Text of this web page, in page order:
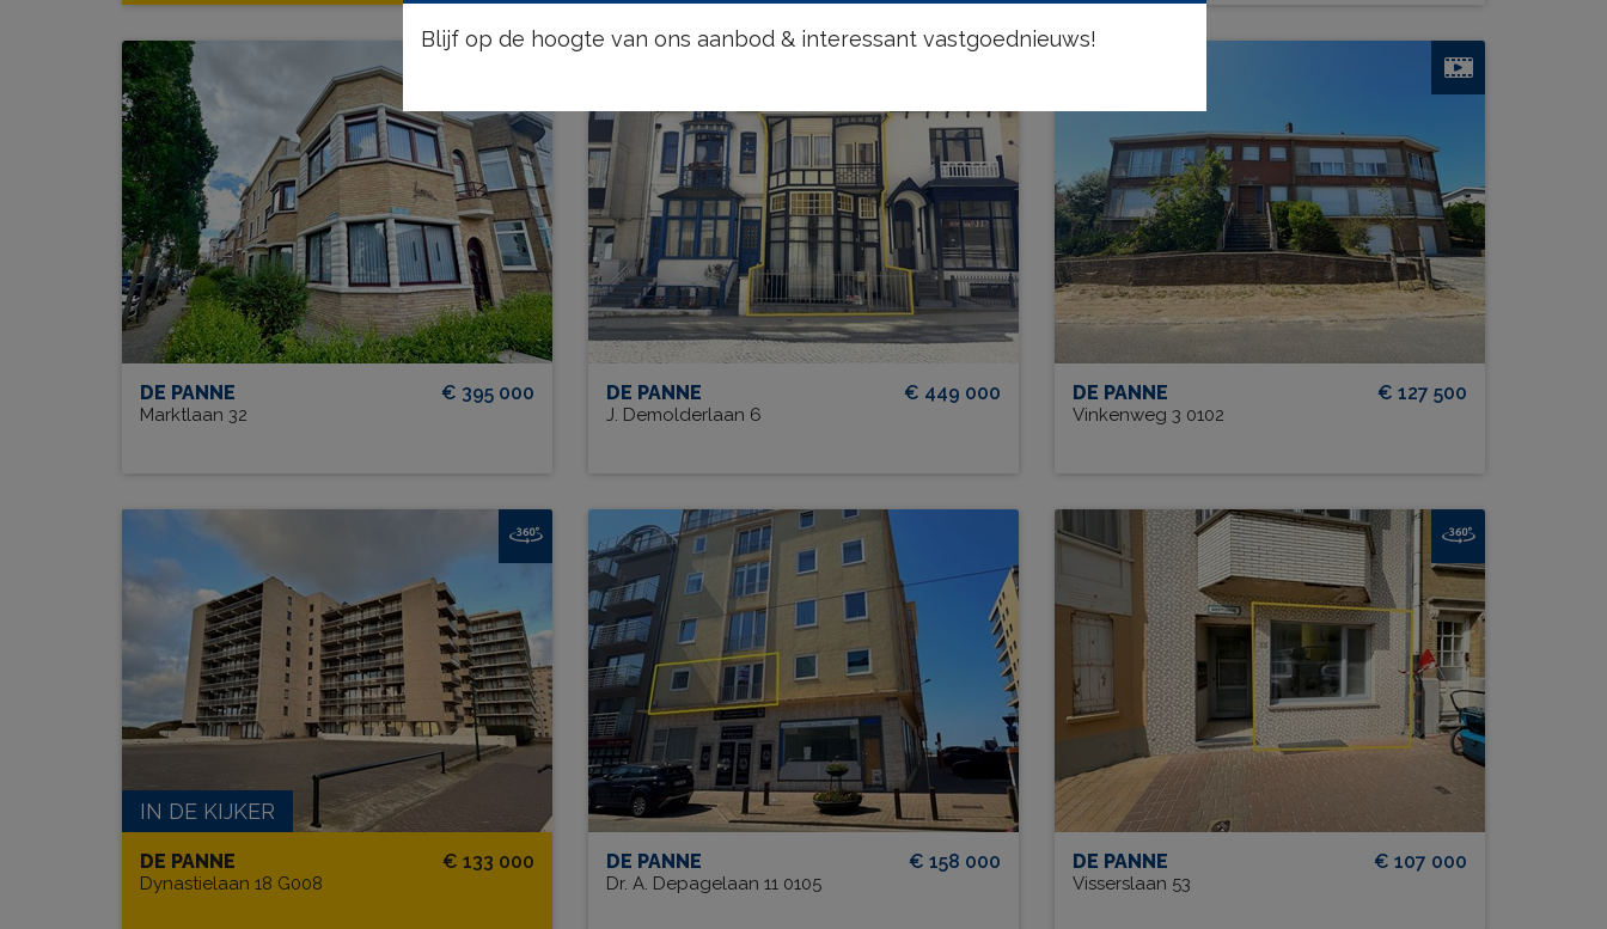
€ 395 000
DE PANNE
Marktlaan 32
Femina - Gebouw met 3
appartementen
BEW. OPP.
293 m²
# SLPK.
4
GARAGE?
Ja
TERRAS?
Ja
1
€ 449 000
DE PANNE
J. Demolderlaan 6
J. Demolderlaan 6
BEW. OPP.
263 m²
# SLPK.
3
€ 127 500
DE PANNE
Vinkenweg 3 0102
Fringuello 0102 + Parkeerplaats
36 m²
1
TUIN?
Ja
GARAGE?
Ja
1
IN DE KIJKER
€ 133 000
DE PANNE
Dynastielaan 18 G008
Residentie Kliff G008 + P18
BEW. OPP.
36 m²
TERRAS?
Ja
1
€ 158 000
DE PANNE
Dr. A. Depagelaan 11 0105
Residentie Le Roi Chevalier 0105
BEW. OPP.
45 m²
# SLPK.
1
€ 107 000
DE PANNE
Visserslaan 53
Residentie Neptunus G001
BEW. OPP.
58 m²
# SLPK.
TUIN?
Ja
Blijf op de hoogte van ons aanbod & interessant vastgoednieuws!